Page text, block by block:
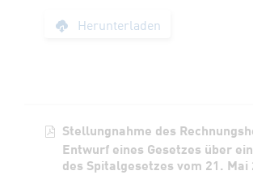
Herunterladen
Stellungnahme des
Entwurf eines Gesetzes über
des Spitalgesetzes vom 21. Mai